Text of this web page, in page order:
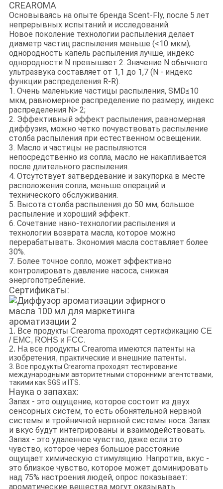
CREAROMA
Основываясь на опыте бренда Scent-Fly, после 5 лет
непрерывных испытаний и исследований.
Новое поколение технологии распыления делает
диаметр частиц распыления меньше (<10 мкм),
однородность капель распыления лучше, индекс
однородности N превышает 2. Значение N обычного
ультразвука составляет от 1,1 до 1,7 (N - индекс
функции распределения R-R).
1. Очень маленькие частицы распыления, SMD≤10
мкм, равномерное распределение по размеру, индекс
распределения N> 2;
2. Эффективный эффект распыления, равномерная
диффузия, можно четко почувствовать распыление
столба распыления при естественном освещении.
3. Масло и частицы не распыляются
непосредственно из сопла, масло не накапливается
после длительного распыления.
4. Отсутствует затвердевание и закупорка в месте
расположения сопла, меньше операций и
технического обслуживания.
5. Высота столба распыления до 50 мм, большое
распыление и хороший эффект.
6. Сочетание нано-технологии распыления и
технологии возврата масла, которое можно
перерабатывать. Экономия масла составляет более
30%.
7. Более точное сопло, может эффективно
контролировать давление насоса, снижая
энергопотребление.
Сертификаты:
1. Все продукты Crearoma проходят сертификацию CE
/ EMC, ROHS и FCC.
2. На все продукты Crearoma имеются патенты на
изобретения, практические и внешние патенты.
3. Все продукты Crearoma проходят тестирование
международными авторитетными сторонними агентствами,
такими как SGS и ITS.
Наука о запахах:
Запах - это ощущение, которое состоит из двух
сенсорных систем, то есть обонятельной нервной
системы и тройничной нервной системы носа. Запах
и вкус будут интегрированы и взаимодействовать.
Запах - это удаленное чувство, даже если это
чувство, которое через большое расстояние
ощущает химическую стимуляцию. Напротив, вкус -
это близкое чувство, которое может доминировать
над 75% настроения людей, опрос показывает:
ароматические вещества могут оказывать